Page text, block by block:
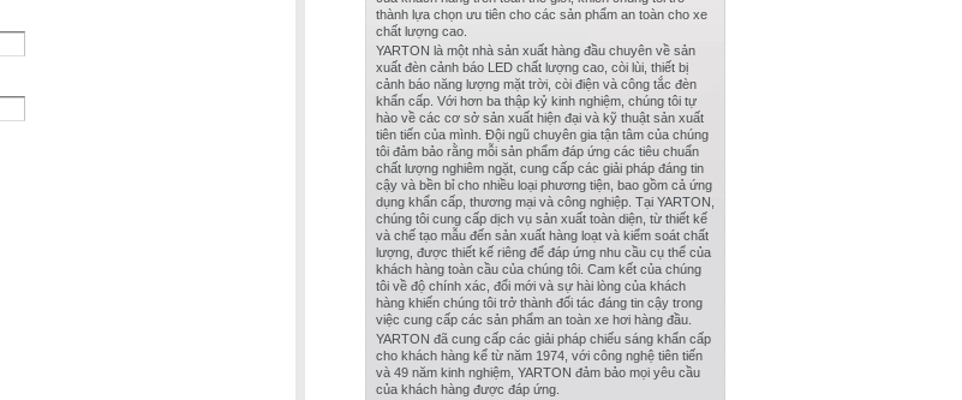
thành lựa chọn ưu tiên cho các sản phẩm an toàn cho xe
chất lượng cao.
YARTON là một nhà sản xuất hàng đầu chuyên về sản
xuất đèn cảnh báo LED chất lượng cao, còi lùi, thiết bị
cảnh báo năng lượng mặt trời, còi điện và công tắc đèn
khẩn cấp. Với hơn ba thập kỷ kinh nghiệm, chúng tôi tự
hào về các cơ sở sản xuất hiện đại và kỹ thuật sản xuất
tiên tiến của mình. Đội ngũ chuyên gia tận tâm của chúng
tôi đảm bảo rằng mỗi sản phẩm đáp ứng các tiêu chuẩn
chất lượng nghiêm ngặt, cung cấp các giải pháp đáng tin
cậy và bền bỉ cho nhiều loại phương tiện, bao gồm cả ứng
dụng khẩn cấp, thương mại và công nghiệp. Tại YARTON,
chúng tôi cung cấp dịch vụ sản xuất toàn diện, từ thiết kế
và chế tạo mẫu đến sản xuất hàng loạt và kiểm soát chất
lượng, được thiết kế riêng để đáp ứng nhu cầu cụ thể của
khách hàng toàn cầu của chúng tôi. Cam kết của chúng
tôi về độ chính xác, đổi mới và sự hài lòng của khách
hàng khiến chúng tôi trở thành đối tác đáng tin cậy trong
việc cung cấp các sản phẩm an toàn xe hơi hàng đầu.
YARTON đã cung cấp các giải pháp chiếu sáng khẩn cấp
cho khách hàng kể từ năm 1974, với công nghệ tiên tiến
và 49 năm kinh nghiệm, YARTON đảm bảo mọi yêu cầu
của khách hàng được đáp ứng.